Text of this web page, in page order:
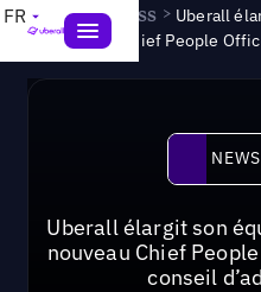
FR News & Press > Uberall
un nouveau Chief People
Uberall élargit son
nouveau Chief
conseil